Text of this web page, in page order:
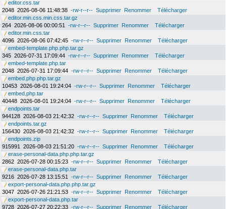
editor.css.tar
2048 2026-08-06 11:48:38 -rw-r--r-- Supprimer Renommer
Télécharger
editor.min.css.min.css.tar.gz
264 2026-08-06 00:00:51 -rw-r--r-- Supprimer Renommer
Télécharger
editor.min.css.tar
4096 2026-08-06 07:42:45 -rw-r--r-- Supprimer Renommer
Télécharger
embed-template.php.php.tar.gz
345 2026-07-31 17:09:44 -rw-r--r-- Supprimer Renommer
Télécharger
embed-template.php.tar
2048 2026-07-31 17:09:44 -rw-r--r-- Supprimer Renommer
Télécharger
embed.php.php.tar.gz
10453 2026-08-01 19:24:04 -rw-r--r-- Supprimer Renommer
Télécharger
embed.php.tar
40448 2026-08-01 19:24:04 -rw-r--r-- Supprimer Renommer
Télécharger
endpoints.tar
944128 2026-08-03 21:42:32 -rw-r--r-- Supprimer Renommer
Télécharger
endpoints.tar.gz
156430 2026-08-03 21:42:32 -rw-r--r-- Supprimer Renommer
Télécharger
endpoints.zip
915991
2026-08-03 21:51:20 -rw-r--r-- Supprimer Renommer
Télécharger
erase-personal-data.php.php.tar.gz
2862 2026-07-28 00:15:23 -rw-r--r-- Supprimer Renommer
Télécharger
erase-personal-data.php.tar
9216 2026-07-28 13:15:51 -rw-r--r-- Supprimer Renommer
Télécharger
export-personal-data.php.php.tar.gz
3047 2026-07-26 21:21:53 -rw-r--r-- Supprimer Renommer
Télécharger
export-personal-data.php.tar
9728 2026-07-27 20:22:33 -rw-r--r-- Supprimer Renommer Télécharger